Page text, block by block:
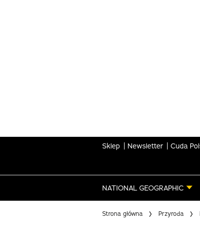
Sklep Newsletter Cuda
NATIONAL GEOGRAPHIC
Strona główna Przyroda